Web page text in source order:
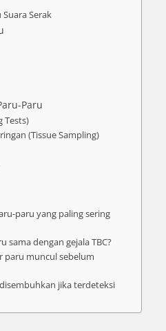
Serak
Paru
Tests)
(Tissue Sampling)
paru yang paling sering
sama dengan gejala TBC?
paru muncul sebelum
jika terdeteksi